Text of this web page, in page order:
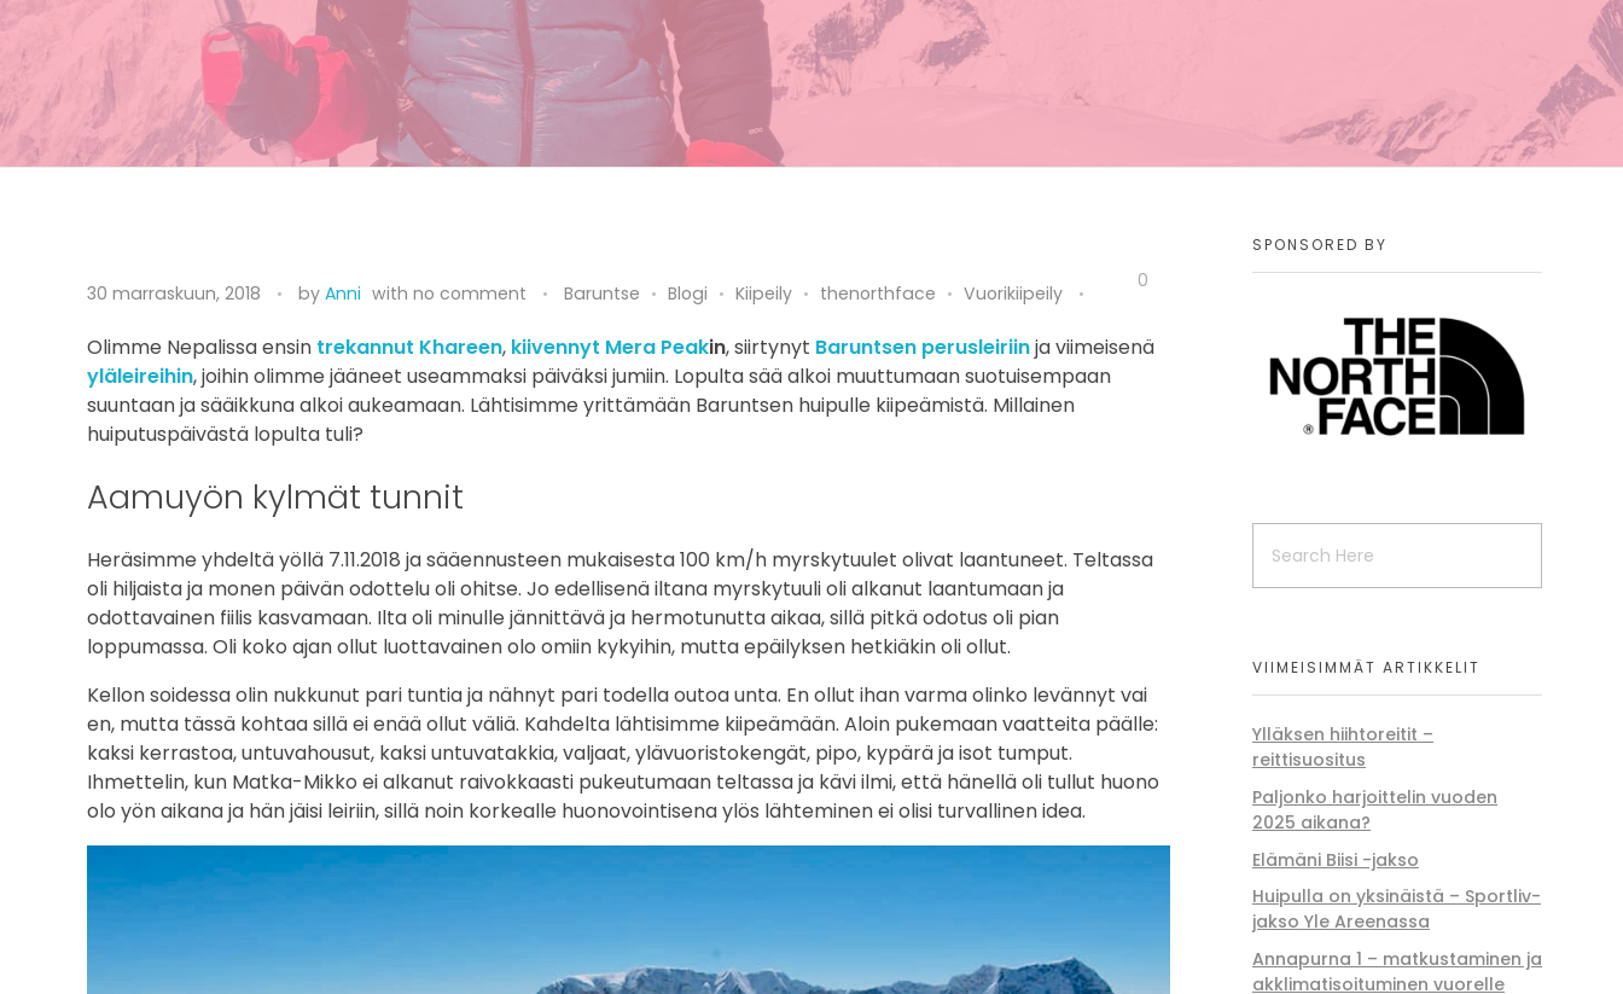
a
r
u
t
s
e
n
h
u
i
u
t
30 marraskuun, 2018 by Anni with no comment Baruntse Blogi Kiipeily thenorthface Vuorikiipeily
0
Olimme Nepalissa ensin trekannut Khareen, kiivennyt Mera Peakin, siirtynyt Baruntsen perusleiriinja viimeisenä
yläleireihin, joihin olimme jääneet useammaksi päiväksi jumiin. Lopulta sää alkoi muuttumaan suotuisempaan
suuntaan ja sääikkuna alkoi aukeamaan. Lähtisimme yrittämään Baruntsen huipulle kiipeämistä. Millainen
huiputuspäivästä lopulta tuli?
Aamuyön kylmät tunnit
Heräsimme yhdeltä yöllä 7.11.2018 ja sääennusteen mukaisesta 100 km/h myrskytuulet olivat laantuneet. Teltassa
oli hiljaista ja monen päivän odottelu oli ohitse. Jo edellisenä iltana myrskytuuli oli alkanut laantumaan ja
odottavainen fiilis kasvamaan. Ilta oli minulle jännittävä ja hermotunutta aikaa, sillä pitkä odotus oli pian
loppumassa. Oli koko ajan ollut luottavainen olo omiin kykyihin, mutta epäilyksen hetkiäkin oli ollut.
Kellon soidessa olin nukkunut pari tuntia ja nähnyt pari todella outoa unta. En ollut ihan varma olinko levännyt vai
en, mutta tässä kohtaa sillä ei enää ollut väliä. Kahdelta lähtisimme kiipeämään. Aloin pukemaan vaatteita päälle:
kaksi kerrastoa, untuvahousut, kaksi untuvatakkia, valjaat, ylävuoristokengät, pipo, kypärä ja isot tumput.
Ihmettelin, kun Matka-Mikko ei alkanut raivokkaasti pukeutumaan teltassa ja kävi ilmi, että hänellä oli tullut huono
olo yön aikana ja hän jäisi leiriin, sillä noin korkealle huonovointisena ylös lähteminen ei olisi turvallinen idea.
SPONSORED BY
VIIMEISIMMÄT ARTIKKELIT
Ylläksen hiihtoreitit –
reittisuositus
Paljonko harjoittelin vuoden
2025 aikana?
Elämäni Biisi -jakso
Huipulla on yksinäistä – Sportliv-
jakso Yle Areenassa
Annapurna 1 – matkustaminen ja
akklimatisoituminen vuorelle